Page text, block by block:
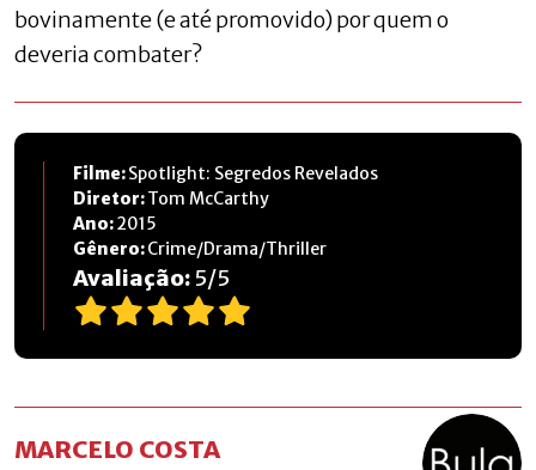
bovinamente (e até promovido) por quem o
deveria combater?
Filme:Spotlight: Segredos Revelados
Diretor:Tom McCarthy
Ano:2015
Gênero:Crime/Drama/Thriller
Avaliação: 5/5
MARCELO COSTA